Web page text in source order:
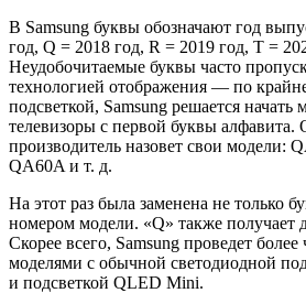
В Samsung буквы обозначают год
год, Q = 2018 год, R = 2019 год, T =
Неудобочитаемые буквы часто
технологией отображения — по
подсветкой, Samsung решается начать
телевизоры с первой буквы алфавита.
производитель назовет свои модели:
QA60A и т. д.
На этот раз была заменена не только
номером модели. «Q» также получает
Скорее всего, Samsung проведет
моделями с обычной светодиодной
и подсветкой QLED Mini.